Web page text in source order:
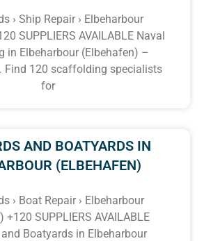
› Ship Repair › Elbeharbour
SUPPLIERS AVAILABLE Naval
in Elbeharbour (Elbehafen) –
Find 120 scaffolding specialists
for
AND BOATYARDS IN
(ELBEHAFEN)
› Boat Repair › Elbeharbour
+120 SUPPLIERS AVAILABLE
Boatyards in Elbeharbour